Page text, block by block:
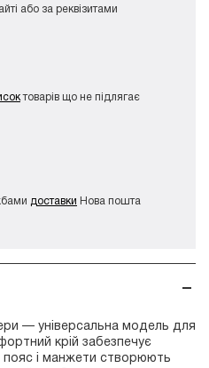
або за реквізитами
товарів що не підлягає
доставки Нова пошта
— універсальна модель для
крій забезпечує
пояс і манжети створюють